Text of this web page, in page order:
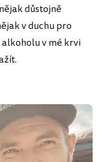
důstojně
v duchu pro
v mé krvi